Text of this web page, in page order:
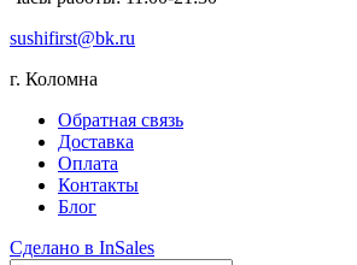
sushifirst@bk.ru
г. Коломна
Обратная связь
Доставка
Оплата
Контакты
Блог
Сделано в InSales